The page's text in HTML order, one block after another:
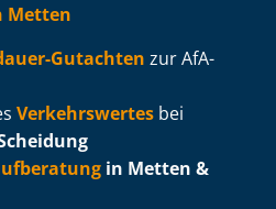
Metten
Gutachten zur AfA-
Verkehrswertes bei
in Metten &